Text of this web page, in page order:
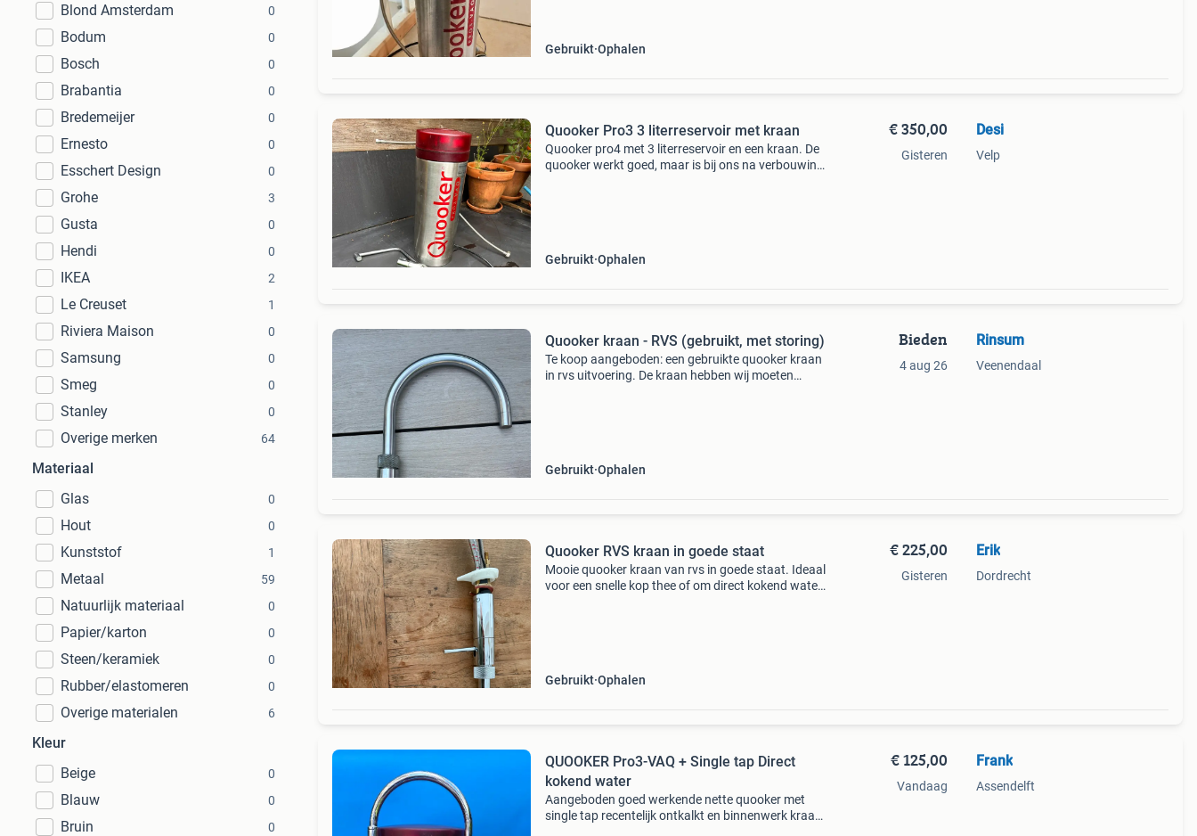
Blond Amsterdam 0
Bodum 0
Bosch 0
Brabantia 0
Bredemeijer 0
Ernesto 0
Esschert Design 0
Grohe 3
Gusta 0
Hendi 0
IKEA 2
Le Creuset 1
Riviera Maison 0
Samsung 0
Smeg 0
Stanley 0
Overige merken 64
Materiaal
Glas
0
Hout 0
Kunststof 1
Metaal 59
Natuurlijk materiaal 0
Papier/karton 0
Steen/keramiek 0
Rubber/elastomeren 0
Overige materialen 6
Kleur
Beige
0
Blauw 0
Bruin 0
Gebruikt Ophalen
Quooker Pro3 3 literreservoir met kraan
Quooker pro4 met 3 literreservoir en een kraan. De
quooker werkt goed, maar is bij ons na verbouwing
Gebruikt Ophalen
€ 350,00
Gisteren
Desi
Velp
Quooker kraan - RVS (gebruikt, met storing)
Te koop aangeboden: een gebruikte quooker kraan
in rvs uitvoering. De kraan hebben wij moeten
Gebruikt Ophalen
Bieden
4 aug 26
Rinsum
Veenendaal
Quooker RVS kraan in goede staat
Mooie quooker kraan van rvs in goede staat. Ideaal
voor een snelle kop thee of om direct kokend water
Gebruikt Ophalen
€ 225,00
Gisteren
Erik
Dordrecht
QUOOKER Pro3-VAQ + Single tap Direct
kokend water
Aangeboden goed werkende nette quooker met
single tap recentelijk ontkalkt en binnenwerk kraan
€ 125,00
Vandaag
Frank
Assendelft